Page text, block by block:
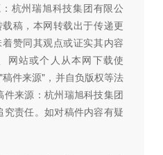
杭州瑞旭科技集团有限公
稿，本网转载出于传递更
赞同其观点或证实其内容
网站或个人从本网下载使
件来源"，并自负版权等法
来源：杭州瑞旭科技集团
责任。如对稿件内容有疑